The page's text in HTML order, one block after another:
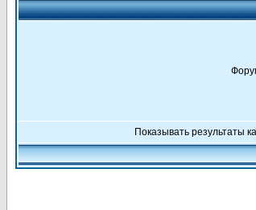
Показывать результаты